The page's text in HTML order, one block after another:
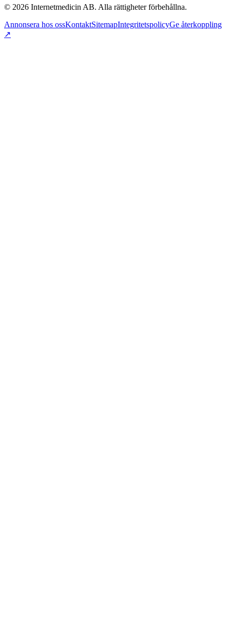
© 2026 Internetmedicin AB. Alla rättigheter förbehållna.
Annonsera hos ossKontaktSitemapIntegritetspolicyGe återkoppling
↗